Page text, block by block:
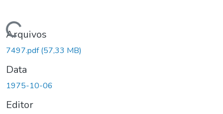
Carregando...
Arquivos
7497.pdf(57,33 MB)
Data
1975-10-06
Editor